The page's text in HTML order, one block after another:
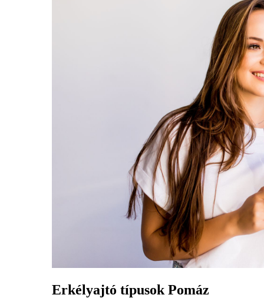
Erkélyajtó típusok Pomáz